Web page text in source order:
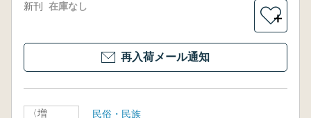
新刊 在庫なし
＋
再入荷メール通知
〈増
民俗・民族